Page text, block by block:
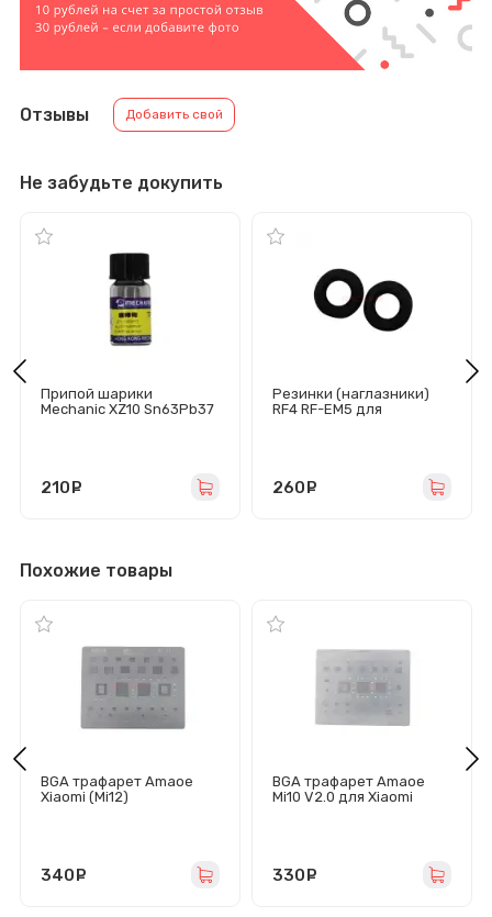
Отзывы Добавить свой
Не забудьте докупить
Припой шарики
Mechanic XZ10 Sn63Pb37
210
Резинки (наглазники)
RF4 RF-EM5 для
260
Похожие товары
BGA трафарет Amaoe
Xiaomi (Mi12)
340
BGA трафарет Amaoe
Mi10 V2.0 для Xiaomi
330